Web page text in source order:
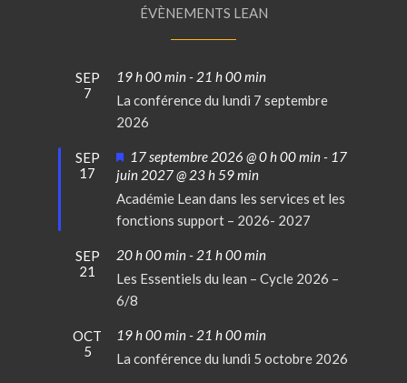
ÉVÈNEMENTS LEAN
SEP
7
19 h 00 min- 21 h 00 min
La conférence du lundi 7 septembre
2026
SEP
17
Mis
en
avant
17 septembre 2026 @ 0 h 00 min- 17
juin 2027 @ 23 h 59 min
Académie Lean dans les services et les
fonctions support – 2026- 2027
SEP
21
20 h 00 min- 21 h 00 min
Les Essentiels du lean – Cycle 2026 –
6/8
OCT
5
19 h 00 min- 21 h 00 min
La conférence du lundi 5 octobre 2026